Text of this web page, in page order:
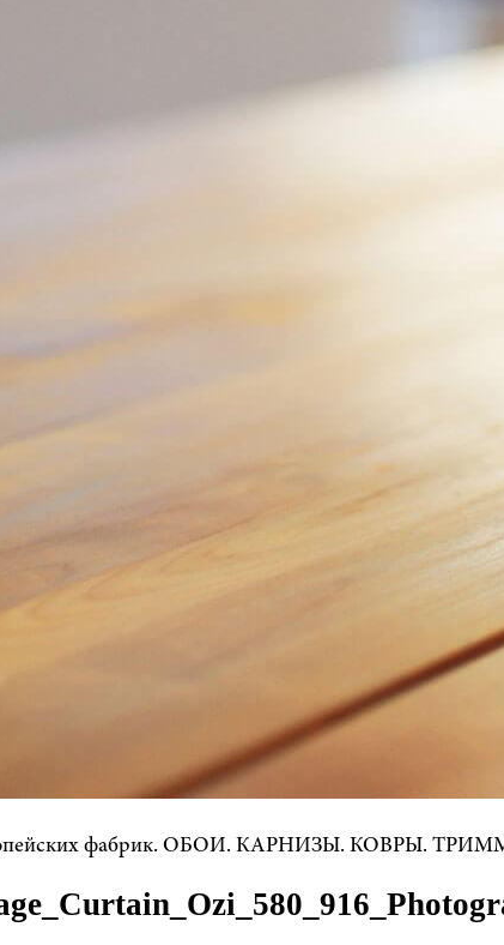
фабрик. ОБОИ. КАРНИЗЫ. КОВРЫ.